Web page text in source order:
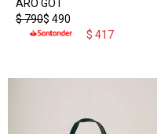
ARO GOT
$ 490
$790
$ 417